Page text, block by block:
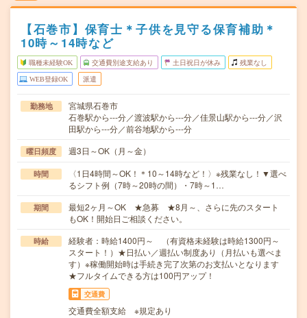
【石巻市】保育士＊子供を見守る保育補助＊
10時～14時など
職種未経験OK 交通費別途支給あり 土日祝日が休み 残業なし
WEB登録OK 派遣
勤務地
宮城県石巻市
石巻駅から---分／渡波駅から---分／佳景山駅から---分／沢
田駅から---分／前谷地駅から---分
曜日頻度 週3日～OK（月～金）
時間
〈1日4時間～OK！＊10～14時など！〉※残業なし！▼選べ
るシフト例（7時～20時の間）・7時～1…
期間
最短2ヶ月～OK ★急募 ★8月～、さらに先のスタート
もOK！開始日ご相談ください。
時給
経験者：時給1400円～ （有資格未経験は時給1300円～
スタート！）★日払い／週払い制度あり（月払いも選べま
す）※稼働開始時は手続き完了次第のお支払いとなります
★フルタイムできる方は100円アップ！
交通費
交通費全額支給 ※規定あり